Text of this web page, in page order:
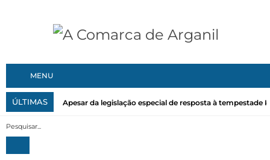
MENU
ÚLTIMAS Apesar da legislação especial de resposta à tempestade